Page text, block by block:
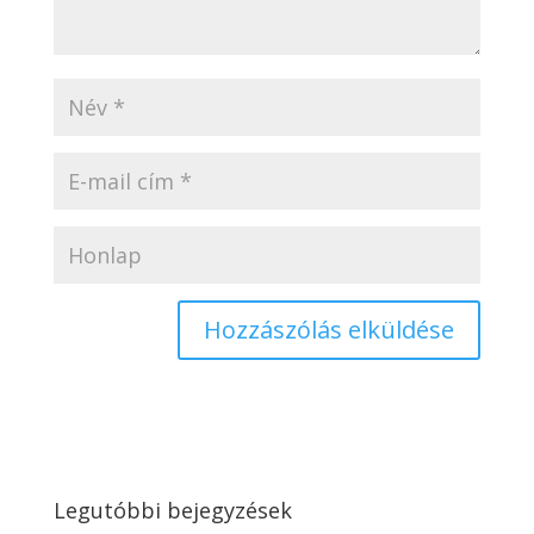
Legutóbbi bejegyzések